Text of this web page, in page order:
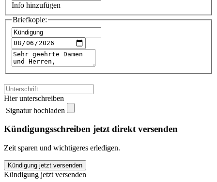
Info hinzufügen
Briefkopie:
Hier unterschreiben
Signatur hochladen
Kündigungsschreiben jetzt direkt versenden
Zeit sparen und wichtigeres erledigen.
PFALZWERKE
Strom
Kündigung jetzt versenden
Kündigung jetzt versenden